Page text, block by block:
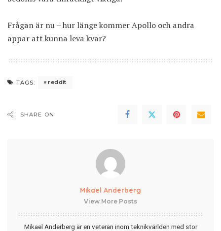
Frågan är nu – hur länge kommer Apollo och andra
appar att kunna leva kvar?
TAGS: reddit
SHARE ON
Mikael Anderberg
View More Posts
Mikael Anderberg är en veteran inom teknikvärlden med stor